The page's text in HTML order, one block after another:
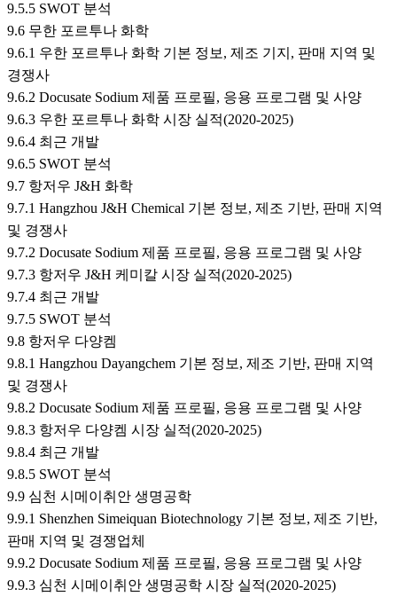
9.5.5 SWOT 분석
9.6 무한 포르투나 화학
9.6.1 우한 포르투나 화학 기본 정보, 제조 기지, 판매 지역 및
경쟁사
9.6.2 Docusate Sodium 제품 프로필, 응용 프로그램 및 사양
9.6.3 우한 포르투나 화학 시장 실적(2020-2025)
9.6.4 최근 개발
9.6.5 SWOT 분석
9.7 항저우 J&H 화학
9.7.1 Hangzhou J&H Chemical 기본 정보, 제조 기반, 판매 지역
및 경쟁사
9.7.2 Docusate Sodium 제품 프로필, 응용 프로그램 및 사양
9.7.3 항저우 J&H 케미칼 시장 실적(2020-2025)
9.7.4 최근 개발
9.7.5 SWOT 분석
9.8 항저우 다양켐
9.8.1 Hangzhou Dayangchem 기본 정보, 제조 기반, 판매 지역
및 경쟁사
9.8.2 Docusate Sodium 제품 프로필, 응용 프로그램 및 사양
9.8.3 항저우 다양켐 시장 실적(2020-2025)
9.8.4 최근 개발
9.8.5 SWOT 분석
9.9 심천 시메이취안 생명공학
9.9.1 Shenzhen Simeiquan Biotechnology 기본 정보, 제조 기반,
판매 지역 및 경쟁업체
9.9.2 Docusate Sodium 제품 프로필, 응용 프로그램 및 사양
9.9.3 심천 시메이취안 생명공학 시장 실적(2020-2025)